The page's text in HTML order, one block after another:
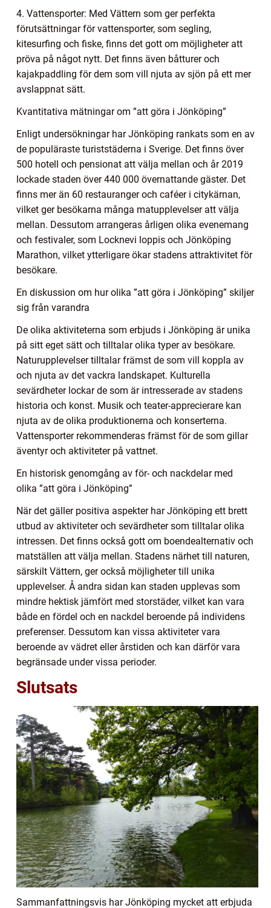
4. Vattensporter: Med Vättern som ger perfekta
förutsättningar för vattensporter, som segling,
kitesurfing och fiske, finns det gott om möjligheter att
pröva på något nytt. Det finns även båtturer och
kajakpaddling för dem som vill njuta av sjön på ett mer
avslappnat sätt.
Kvantitativa mätningar om ”att göra i Jönköping”
Enligt undersökningar har Jönköping rankats som en av
de populäraste turiststäderna i Sverige. Det finns över
500 hotell och pensionat att välja mellan och år 2019
lockade staden över 440 000 övernattande gäster. Det
finns mer än 60 restauranger och caféer i citykärnan,
vilket ger besökarna många matupplevelser att välja
mellan. Dessutom arrangeras årligen olika evenemang
och festivaler, som Locknevi loppis och Jönköping
Marathon, vilket ytterligare ökar stadens attraktivitet för
besökare.
En diskussion om hur olika ”att göra i Jönköping” skiljer
sig från varandra
De olika aktiviteterna som erbjuds i Jönköping är unika
på sitt eget sätt och tilltalar olika typer av besökare.
Naturupplevelser tilltalar främst de som vill koppla av
och njuta av det vackra landskapet. Kulturella
sevärdheter lockar de som är intresserade av stadens
historia och konst. Musik och teater-apprecierare kan
njuta av de olika produktionerna och konserterna.
Vattensporter rekommenderas främst för de som gillar
äventyr och aktiviteter på vattnet.
En historisk genomgång av för- och nackdelar med
olika ”att göra i Jönköping”
När det gäller positiva aspekter har Jönköping ett brett
utbud av aktiviteter och sevärdheter som tilltalar olika
intressen. Det finns också gott om boendealternativ och
matställen att välja mellan. Stadens närhet till naturen,
särskilt Vättern, ger också möjligheter till unika
upplevelser. Å andra sidan kan staden upplevas som
mindre hektisk jämfört med storstäder, vilket kan vara
både en fördel och en nackdel beroende på individens
preferenser. Dessutom kan vissa aktiviteter vara
beroende av vädret eller årstiden och kan därför vara
begränsade under vissa perioder.
Slutsats
Sammanfattningsvis har Jönköping mycket att erbjuda